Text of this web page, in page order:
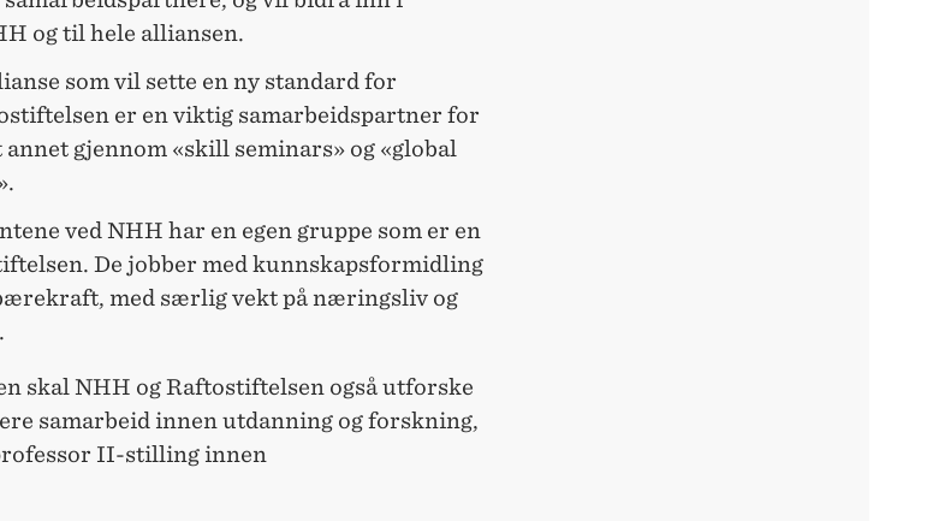
og til hele alliansen.
som vil sette en ny standard for
er en viktig samarbeidspartner for
gjennom «skill seminars» og «global
ved NHH har en egen gruppe som er en
De jobber med kunnskapsformidling
med særlig vekt på næringsliv og
skal NHH og Raftostiftelsen også utforske
samarbeid innen utdanning og forskning,
II-stilling innen